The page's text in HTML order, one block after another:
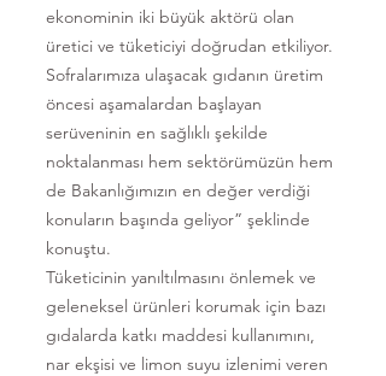
ekonominin iki büyük aktörü olan
üretici ve tüketiciyi doğrudan etkiliyor.
Sofralarımıza ulaşacak gıdanın üretim
öncesi aşamalardan başlayan
serüveninin en sağlıklı şekilde
noktalanması hem sektörümüzün hem
de Bakanlığımızın en değer verdiği
konuların başında geliyor” şeklinde
konuştu.
Tüketicinin yanıltılmasını önlemek ve
geleneksel ürünleri korumak için bazı
gıdalarda katkı maddesi kullanımını,
nar ekşisi ve limon suyu izlenimi veren